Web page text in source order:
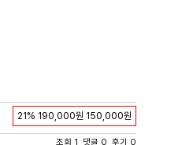
21% 190,000원 150,000원
조회 1 댓글 0 후기 0